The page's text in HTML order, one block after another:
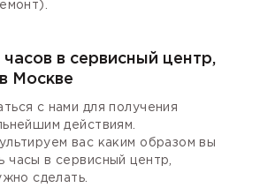
в сервисный центр,
Москве
с нами для получения
действиям.
вас каким образом вы
часы в сервисный центр,
сделать.